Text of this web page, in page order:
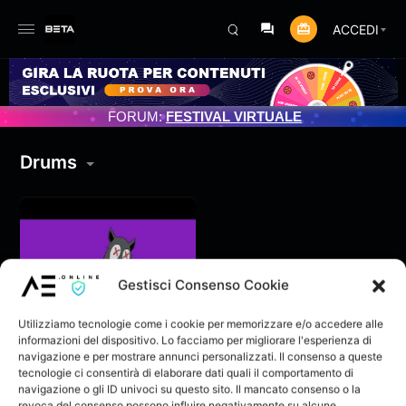
Gestisci Consenso Cookie
Utilizziamo tecnologie come i cookie per memorizzare e/o accedere alle
informazioni del dispositivo. Lo facciamo per migliorare l'esperienza di
navigazione e per mostrare annunci personalizzati. Il consenso a queste
tecnologie ci consentirà di elaborare dati quali il comportamento di
navigazione o gli ID univoci su questo sito. Il mancato consenso o la
ACCEDI
PROGRAMMATO 3/07/2025
FORUM:FESTIVAL VIRTUALE
Drums
Mimikyu#778 (Prod.